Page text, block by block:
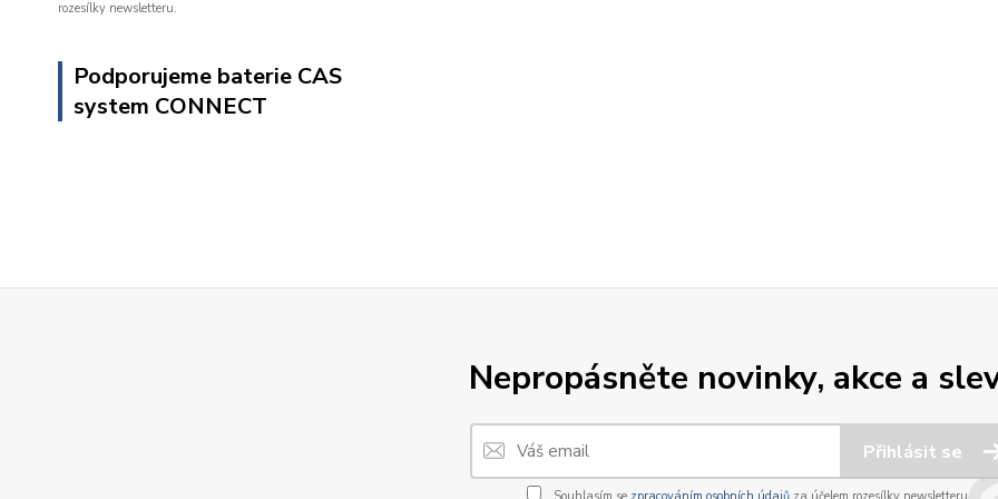
rozesílky newsletteru.
Podporujeme baterie CAS
system CONNECT
Nepropásněte novinky, akce a
Přihlásit se